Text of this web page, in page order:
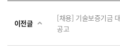
이전글
[채용] 기술보증기금
공고